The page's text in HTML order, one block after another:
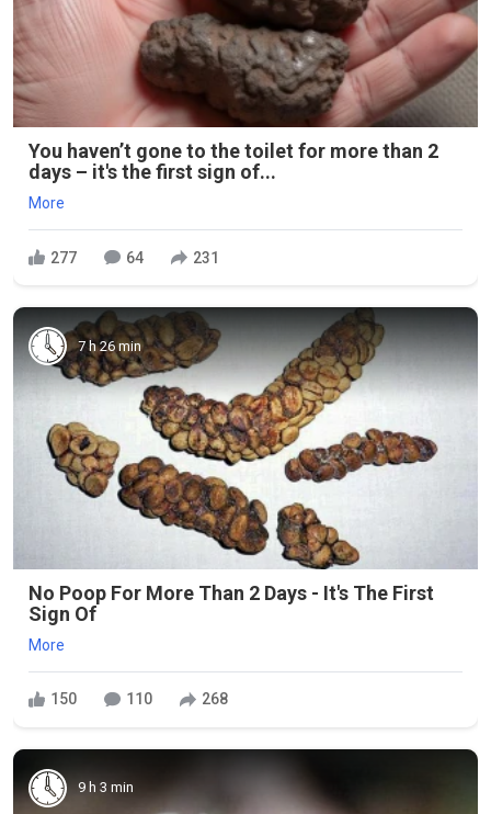
You haven’t gone to the toilet for more than 2
days – it's the first sign of...
More
277 64 231
7 h 26 min
No Poop For More Than 2 Days - It's The First
Sign Of
More
150 110 268
9 h 3 min